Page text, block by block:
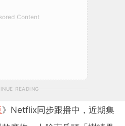
Content
READING
》Netflix同步跟播中，近期集